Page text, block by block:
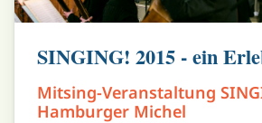
SINGING! 2015 - ein
Mitsing-Veranstaltung
Hamburger Michel